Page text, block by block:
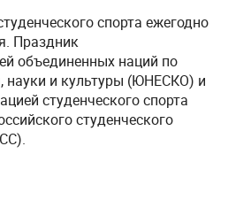
спорта ежегодно
Праздник
объединенных наций по
науки и культуры (ЮНЕСКО) и
студенческого спорта
студенческого